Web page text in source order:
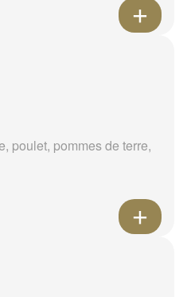
poulet, pommes de terre,